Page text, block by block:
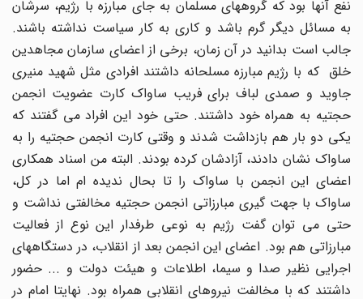
نفع آنها بود که گروههای مسلمان به جای مبارزه با رژیم، سرشان
به مسائل دیگر گرم باشد و کاری به کار سیاست نداشته باشند.
جالب است بدانید در آن زمان، برخی از اعضای سازمان مجاهدین
خلق که با رژیم مبارزه مسلحانه داشتند افرادی مثل شهید منیری
جاوید و صمدی لباف برای فریب ساواک کارت عضویت انجمن
حجتیه به همراه خود داشتند. حتی خود این افراد می گفتند که
یکی دو بار هم بازداشت شدند و وقتی کارت انجمن حجتیه را به
ساواک نشان دادند، آزادشان کرده بودند. البته من اسناد همکاری
اعضای این انجمن با ساواک را تا بحال ندیده ام اما در کل،
ساواک با جهت گیری مبارزاتی انجمن حجتیه مخالفتی نداشت و
حتی می توان گفت رژیم به نوعی طرفدار این نوع از فعالیت
مبارزاتی هم بود. اعضای این انجمن بعد از انقلاب، در دستگاههای
اجرایی نظیر صدا و سیما، اطلاعات و هیئت دولت و ... حضور
داشتند که با مخالفت نیروهای انقلابی همراه بود. نهایتا امام در